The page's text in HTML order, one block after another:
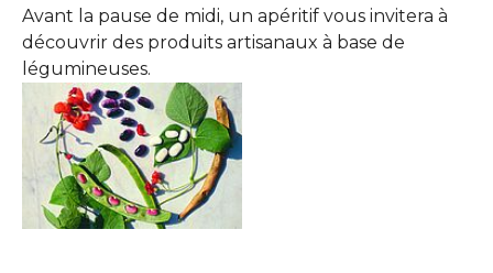
Show larger version
Avant la pause de midi, un apéritif vous invitera à
découvrir des produits artisanaux à base de
légumineuses.